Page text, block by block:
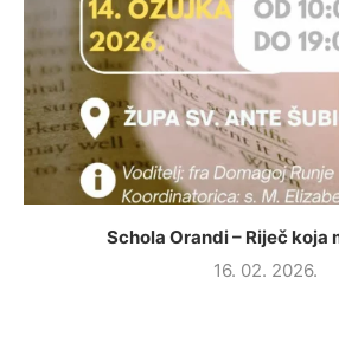
Schola Orandi – Riječ koja
16. 02. 2026.